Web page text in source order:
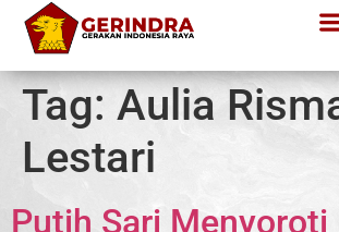
Tag: Aulia
Lestari
Putih Sari Menyoroti